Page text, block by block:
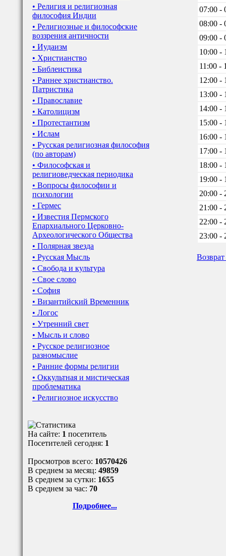
• Религия и религиозная
философия Индии
• Религиозные и философские
воззрения античности
• Иудаизм
• Христианство
• Библеистика
• Раннее христианство.
Патристика
• Православие
• Католицизм
• Протестантизм
• Ислам
• Русская религиозная философия
(по авторам)
• Философская и
религиоведческая периодика
• Вопросы философии и
психологии
• Гермес
• Известия Пермского
Епархиального Церковно-
Археологического Общества
• Полярная звезда
• Русская Мысль
• Свобода и культура
• Свое слово
• София
• Византийский Временник
• Логос
• Утренний свет
• Мысль и слово
• Русское религиозное
разномыслие
• Ранние формы религии
• Оккультная и мистическая
проблематика
• Религиозное искусство
На сайте: 1 посетитель
Посетителей сегодня: 1
Просмотров всего: 10570426
В среднем за месяц: 49859
В среднем за сутки: 1655
В среднем за час: 70
Подробнее...
07:00 -
08:00 -
09:00 -
10:00 -
11:00 -
12:00 -
13:00 -
14:00 -
15:00 -
16:00 -
17:00 -
18:00 -
19:00 -
20:00 -
21:00 -
22:00 -
23:00 -
Возврат